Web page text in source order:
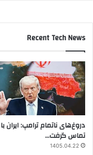
Recent Tech News
دروغ‌های ناتمام ترامپ: ایران
تماس گرفت…
1405.04.22